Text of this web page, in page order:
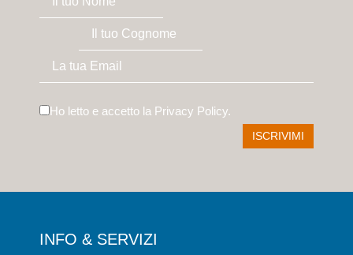
Ho letto e accetto la Privacy Policy.
INFO & SERVIZI